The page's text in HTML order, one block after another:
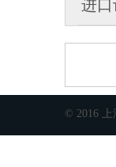
进口
© 2016